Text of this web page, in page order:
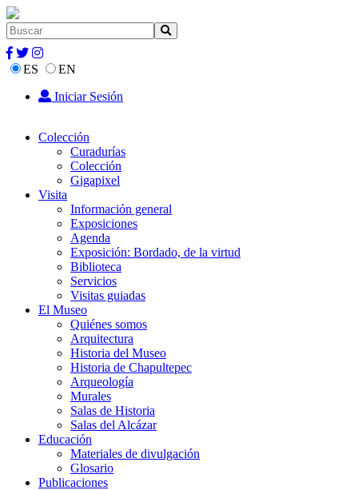
ES
EN
Iniciar Sesión
Colección
Curadurías
Colección
Gigapixel
Visita
Información general
Exposiciones
Agenda
Exposición: Bordado, de la virtud
Biblioteca
Servicios
Visitas guiadas
El Museo
Quiénes somos
Arquitectura
Historia del Museo
Historia de Chapultepec
Arqueología
Murales
Salas de Historia
Salas del Alcázar
Educación
Materiales de divulgación
Glosario
Publicaciones